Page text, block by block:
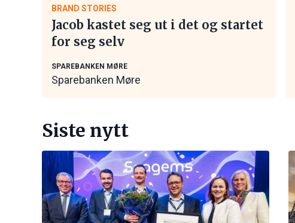
BRAND STORIES
Jacob kastet seg ut i det og startet
for seg selv
SPAREBANKEN MØRE
Sparebanken Møre
Siste nytt